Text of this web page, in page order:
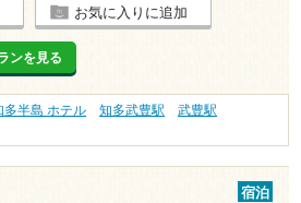
お気に入りに追加
ンを見る
多半島 ホテル 知多武豊駅
武豊駅
宿泊